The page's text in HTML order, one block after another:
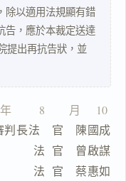
除以適用法規顯有錯
告，應於本裁定送達
提出再抗告狀，並
　 　8　　月　 10
審判長法　官　陳國成
法  官　曾啟謀
法  官　蔡惠如
理
由
一
鍵
複
製
全